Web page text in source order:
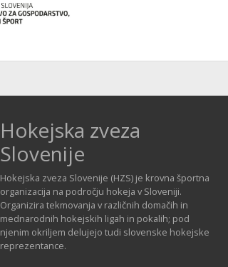
Hokejska zveza
Slovenije
Hokejska zveza Slovenije (HZS) je krovna športna
organizacija na področju hokeja v Sloveniji.
Organizira tekmovanja v različnih domačih in
mednarodnih hokejskih ligah in pokalih; pod
njenim okriljem delujejo tudi slovenske hokejske
reprezentance.